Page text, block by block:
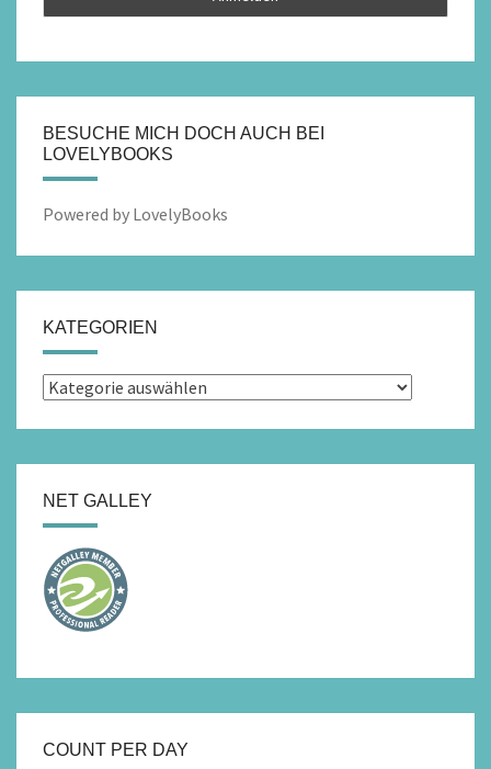
BESUCHE MICH DOCH AUCH BEI
LOVELYBOOKS
Powered by LovelyBooks
KATEGORIEN
Kategorien
NET GALLEY
COUNT PER DAY